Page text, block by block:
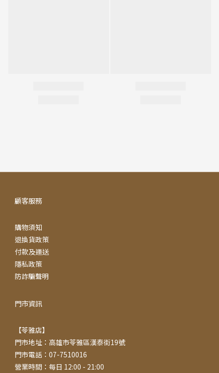
顧客服務
購物須知
退換貨政策
付款及運送
隱私政策
防詐騙聲明
門市資訊
【苓雅店】
門市地址：高雄市苓雅區漢泰街19號
門市電話：07-7510016
營業時間：每日 12:00 - 21:00